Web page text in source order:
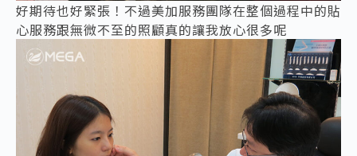
好期待也好緊張！不過美加服務團隊在整個過程中的貼
心服務跟無微不至的照顧真的讓我放心很多呢